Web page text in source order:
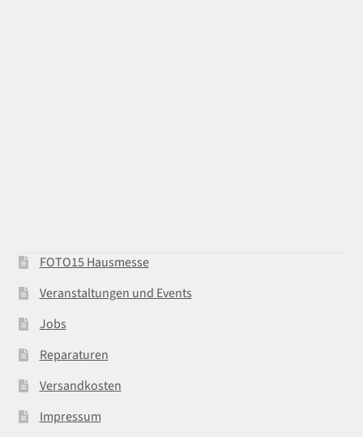
FOTO15 Hausmesse
Veranstaltungen und Events
Jobs
Reparaturen
Versandkosten
Impressum